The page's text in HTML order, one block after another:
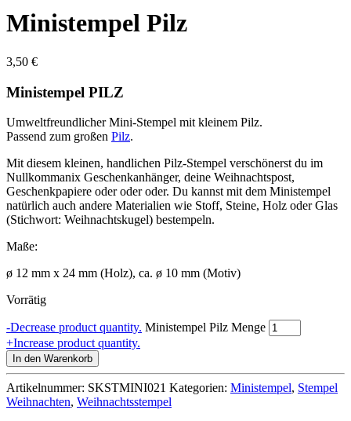
Ministempel Pilz
3,50 €
Ministempel PILZ
Umweltfreundlicher Mini-Stempel mit kleinem Pilz.
Passend zum großen Pilz.
Mit diesem kleinen, handlichen Pilz-Stempel verschönerst du im
Nullkommanix Geschenkanhänger, deine Weihnachtspost,
Geschenkpapiere oder oder oder. Du kannst mit dem Ministempel
natürlich auch andere Materialien wie Stoff, Steine, Holz oder Glas
(Stichwort: Weihnachtskugel) bestempeln.
Maße:
ø 12 mm x 24 mm (Holz), ca. ø 10 mm (Motiv)
Vorrätig
-Decrease product quantity. Ministempel Pilz Menge
+Increase product quantity.
In den Warenkorb
Artikelnummer: SKSTMINI021 Kategorien: Ministempel, Stempel
Weihnachten, Weihnachtsstempel